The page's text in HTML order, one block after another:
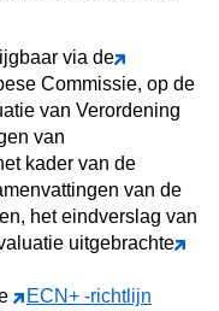
via de
Commissie, op de
van Verordening
van
kader van de
van de
het eindverslag van
uitgebrachte
ECN+ -richtlijn